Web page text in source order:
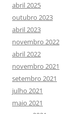
abril 2025
outubro 2023
abril 2023
novembro 2022
abril 2022
novembro 2021
setembro 2021
julho 2021
maio 2021